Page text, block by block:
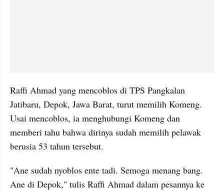
Raffi Ahmad yang mencoblos di TPS Pangkalan
Jatibaru, Depok, Jawa Barat, turut memilih Komeng.
Usai mencoblos, ia menghubungi Komeng dan
memberi tahu bahwa dirinya sudah memilih pelawak
berusia 53 tahun tersebut.
"Ane sudah nyoblos ente tadi. Semoga menang bang.
Ane di Depok," tulis Raffi Ahmad dalam pesannya ke